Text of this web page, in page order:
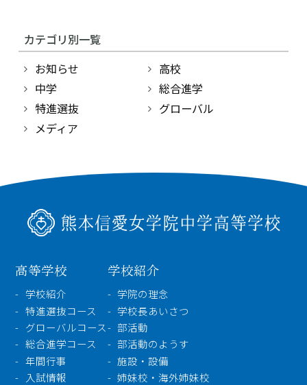
カテゴリ別一覧
お知らせ
高校
中学
総合進学
特進選抜
グローバル
メディア
高等学校
学校紹介
特進選抜コース
グローバルコース
総合進学コース
年間行事
入試情報
学校紹介
学院の理念
学校長あいさつ
部活動
部活動のようす
施設・設備
姉妹校・海外姉妹校
高等学校
中学校
学校紹介
受験・入学案内
〒860-8557 熊本市中央区上林町3-18
TEL：096-354-5355